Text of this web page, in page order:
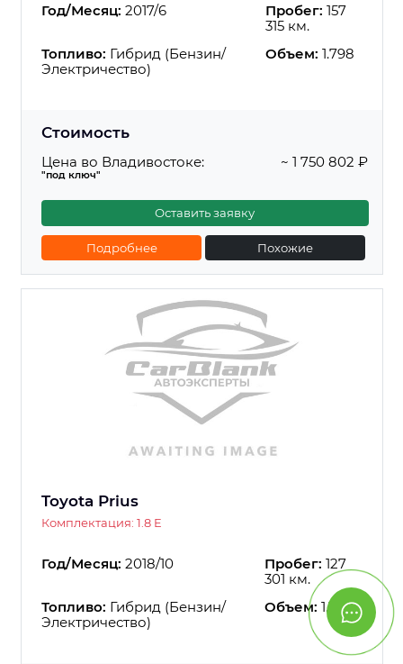
Год/Месяц: 2017/6 Пробег: 157
315 км.
Топливо: Гибрид (Бензин/
Электричество)
Объем: 1.798
Стоимость
Цена во Владивостоке:
"под ключ"
~ 1 750 802 ₽
Оставить заявку
Подробнее Похожие
Toyota Prius
Комплектация: 1.8 E
Год/Месяц: 2018/10 Пробег: 127
301 км.
Топливо: Гибрид (Бензин/
Электричество)
Объем: 1.798